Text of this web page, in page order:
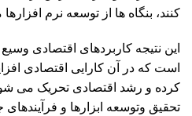
کنند، بنگاه ها از توسعه نرم
این نتیجه کاربردهای اقتصادی
است که در آن کارایی اقتصادی
کرده و رشد اقتصادی تحریک می
تحقیق وتوسعه ابزارها و فرآیندهای